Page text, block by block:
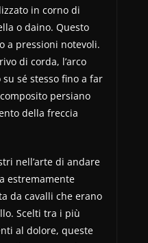
in corno di
o daino. Questo
a pressioni notevoli.
di corda, l’arco
sé stesso fino a far
composito persiano
della freccia
nell’arte di andare
estremamente
da cavalli che erano
Scelti tra i più
al dolore, queste